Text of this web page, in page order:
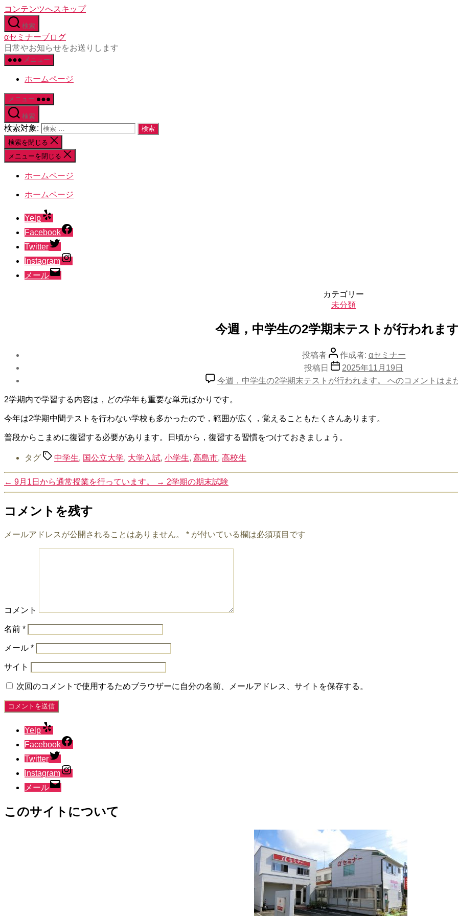
コンテンツへスキップ
検索
αセミナーブログ
日常やお知らせをお送りします
メニュー
ホームページ
メニュー
検索
検索対象:
検索を閉じる
メニューを閉じる
ホームページ
ホームページ
Yelp
Facebook
Twitter
Instagram
メール
カテゴリー
未分類
今週，中学生の2学期末テストが行われます
投稿者 作成者: αセミナー
投稿日
2025年11月19日
今週，中学生の2学期末テストが行われます。 へのコメントはま
2学期内で学習する内容は，どの学年も重要な単元ばかりです。
今年は2学期中間テストを行わない学校も多かったので，範囲が広く，覚えることもたくさんあります。
普段からこまめに復習する必要があります。日頃から，復習する習慣をつけておきましょう。
タグ 中学生, 国公立大学, 大学入試, 小学生, 高島市, 高校生
← 9月1日から通常授業を行っています。 → 2学期の期末試験
コメントを残す
メールアドレスが公開されることはありません。 * が付いている欄は必須項目です
コメント
名前 *
メール *
サイト
次回のコメントで使用するためブラウザーに自分の名前、メールアドレス、サイトを保存する。
Yelp
Facebook
Twitter
Instagram
メール
このサイトについて